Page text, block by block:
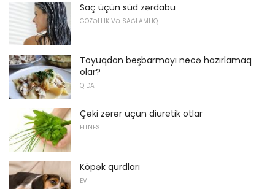
Saç üçün süd zərdabu
GÖZƏLLIK VƏ SAĞLAMLIQ
Toyuqdan beşbarmayı necə hazırlamaq
olar?
QIDA
Çəki zərər üçün diuretik otlar
FITNES
Köpək qurdları
EVI